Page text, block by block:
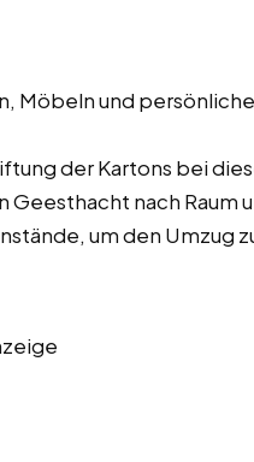
Möbeln und
der Kartons bei
nach Raum
um den Umzug